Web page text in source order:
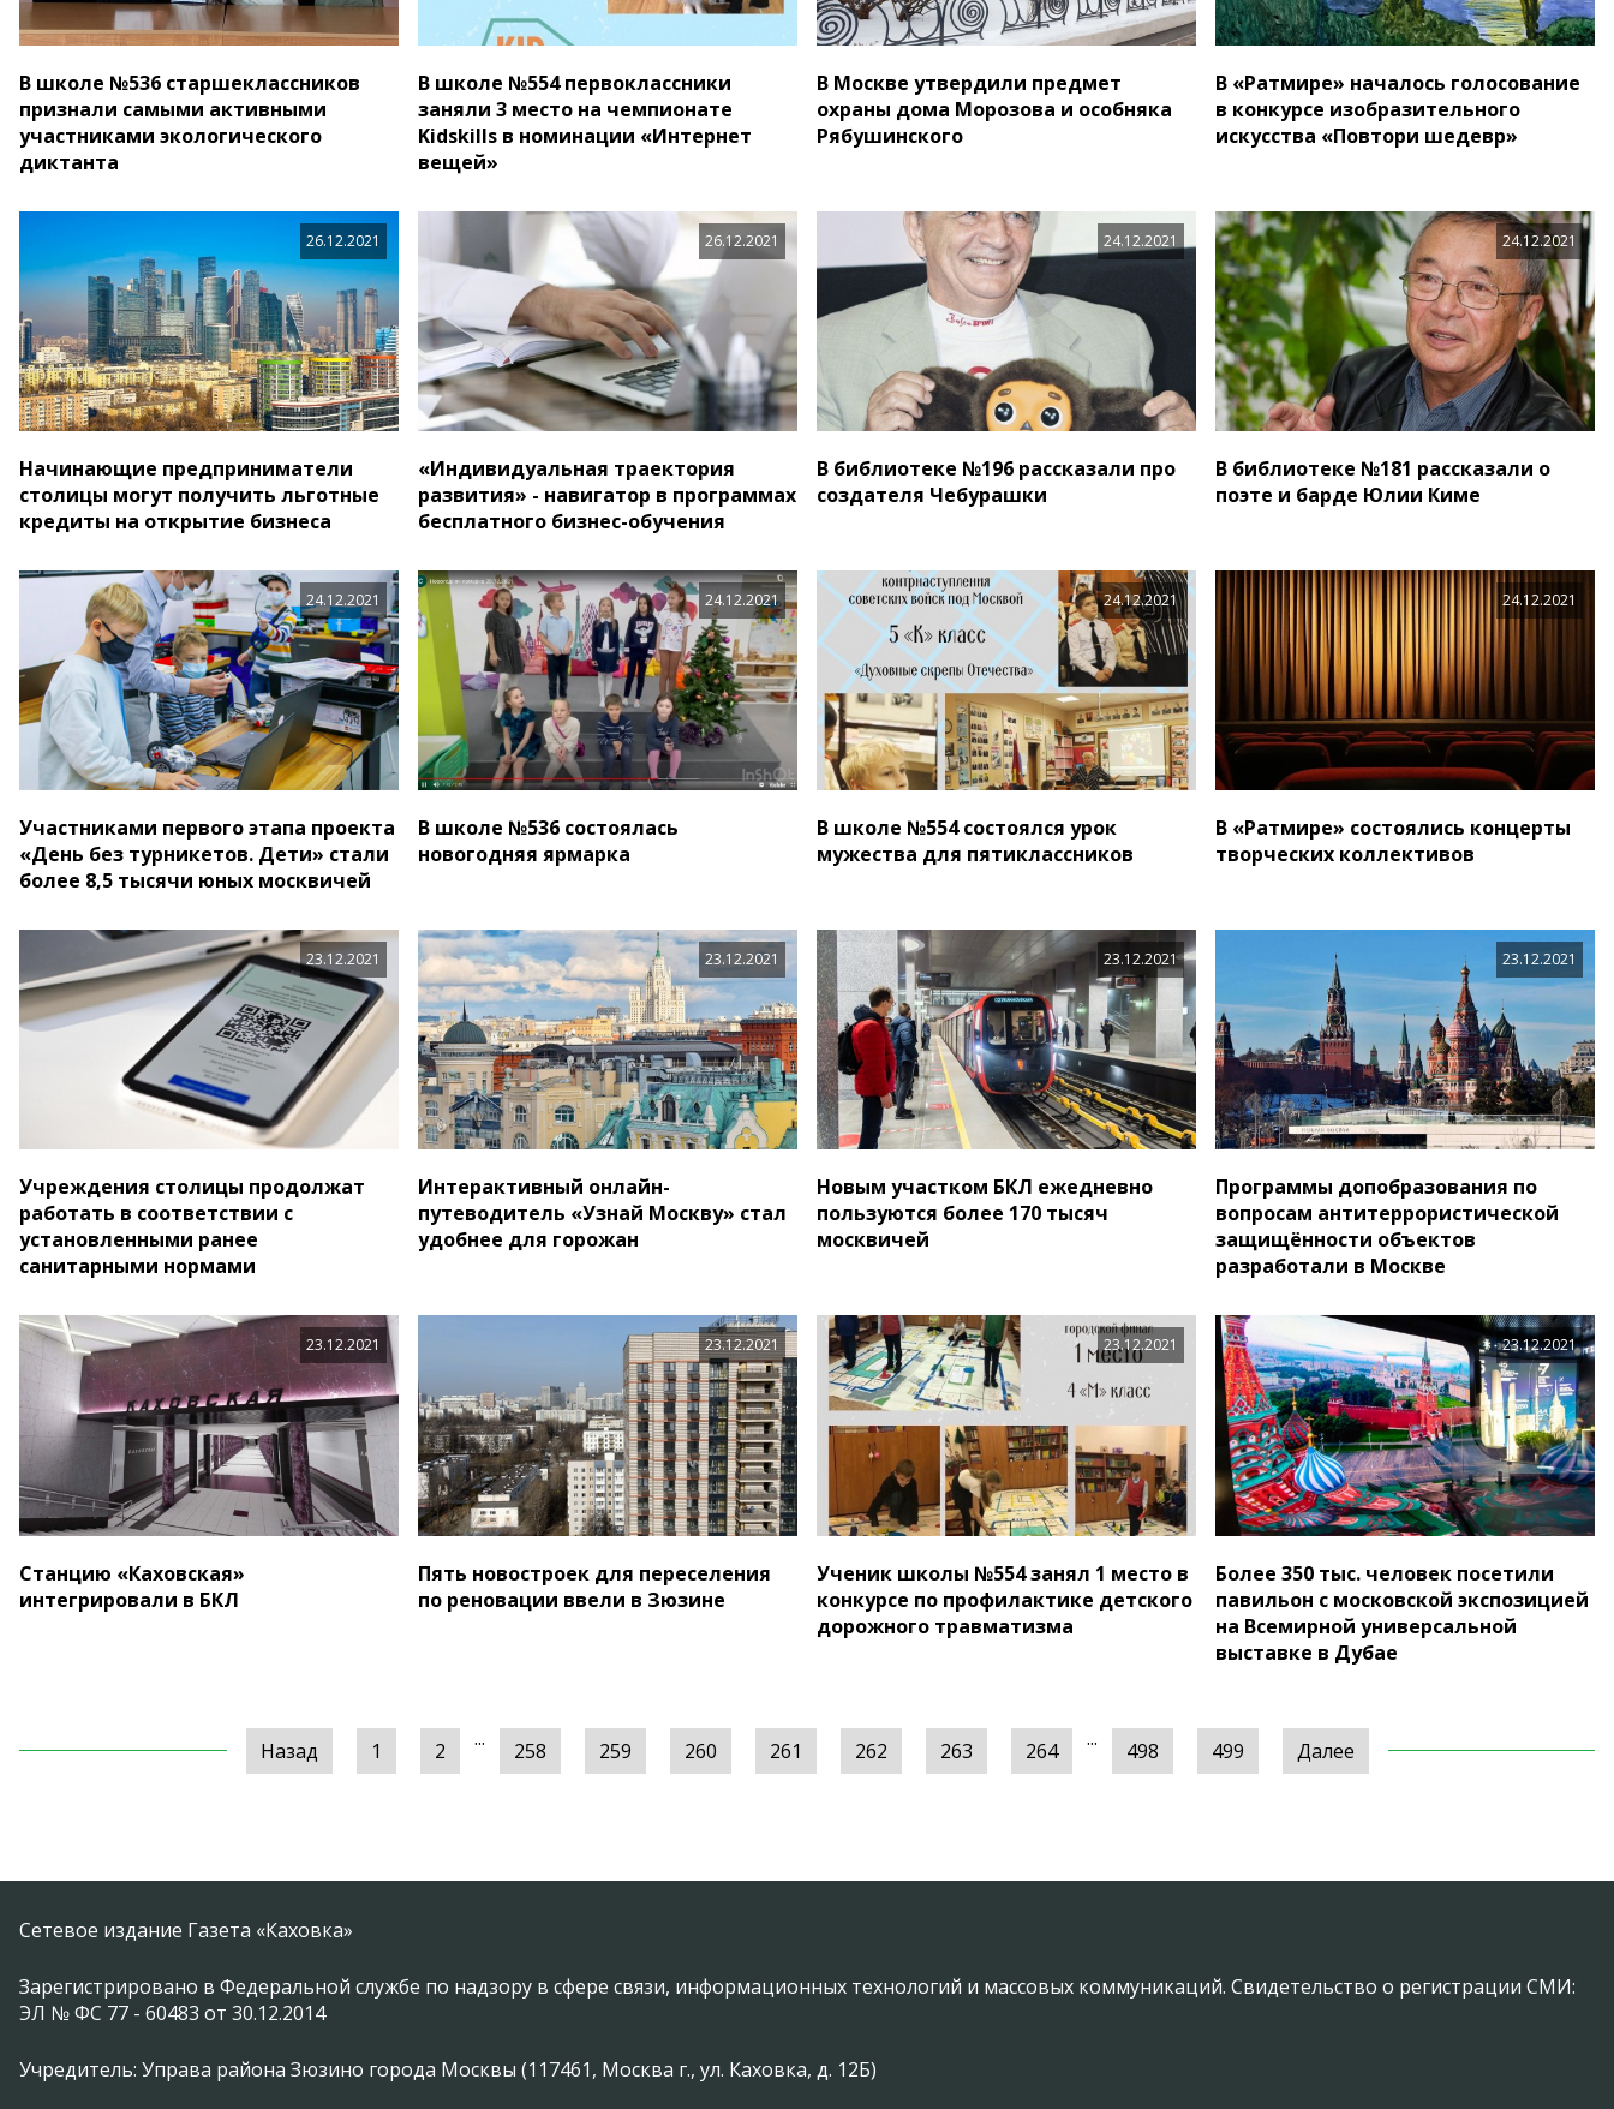
В школе №536 старшеклассников
признали самыми активными
участниками экологического
диктанта
В школе №554 первоклассники
заняли 3 место на чемпионате
Kidskills в номинации «Интернет
вещей»
В Москве утвердили предмет
охраны дома Морозова и особняка
Рябушинского
В «Ратмире» началось голосование
в конкурсе изобразительного
искусства «Повтори шедевр»
26.12.2021
Начинающие предприниматели
столицы могут получить льготные
кредиты на открытие бизнеса
26.12.2021
«Индивидуальная траектория
развития» - навигатор в программах
бесплатного бизнес-обучения
24.12.2021
В библиотеке №196 рассказали про
создателя Чебурашки
24.12.2021
В библиотеке №181 рассказали о
поэте и барде Юлии Киме
24.12.2021
Участниками первого этапа проекта
«День без турникетов. Дети» стали
более 8,5 тысячи юных москвичей
24.12.2021
В школе №536 состоялась
новогодняя ярмарка
24.12.2021
В школе №554 состоялся урок
мужества для пятиклассников
24.12.2021
В «Ратмире» состоялись концерты
творческих коллективов
23.12.2021
Учреждения столицы продолжат
работать в соответствии с
установленными ранее
санитарными нормами
23.12.2021
Интерактивный онлайн-
путеводитель «Узнай Москву» стал
удобнее для горожан
23.12.2021
Новым участком БКЛ ежедневно
пользуются более 170 тысяч
москвичей
23.12.2021
Программы допобразования по
вопросам антитеррористической
защищённости объектов
разработали в Москве
23.12.2021
Станцию «Каховская»
интегрировали в БКЛ
23.12.2021
Пять новостроек для переселения
по реновации ввели в Зюзине
23.12.2021
Ученик школы №554 занял 1 место в
конкурсе по профилактике детского
дорожного травматизма
23.12.2021
Более 350 тыс. человек посетили
павильон с московской экспозицией
на Всемирной универсальной
выставке в Дубае
Назад 1 2 ... 258 259 260 261 262 263 264 ... 498 499 Далее
Сетевое издание Газета «Каховка»
Зарегистрировано в Федеральной службе по надзору в сфере связи, информационных технологий и массовых коммуникаций. Свидетельство о регистрации СМИ:
ЭЛ № ФС 77 - 60483 от 30.12.2014
Учредитель: Управа района Зюзино города Москвы (117461, Москва г., ул. Каховка, д. 12Б)